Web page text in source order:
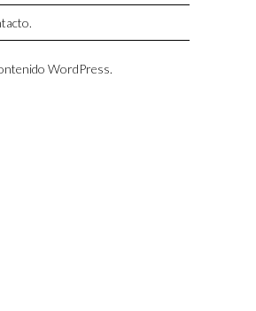
WordPress.